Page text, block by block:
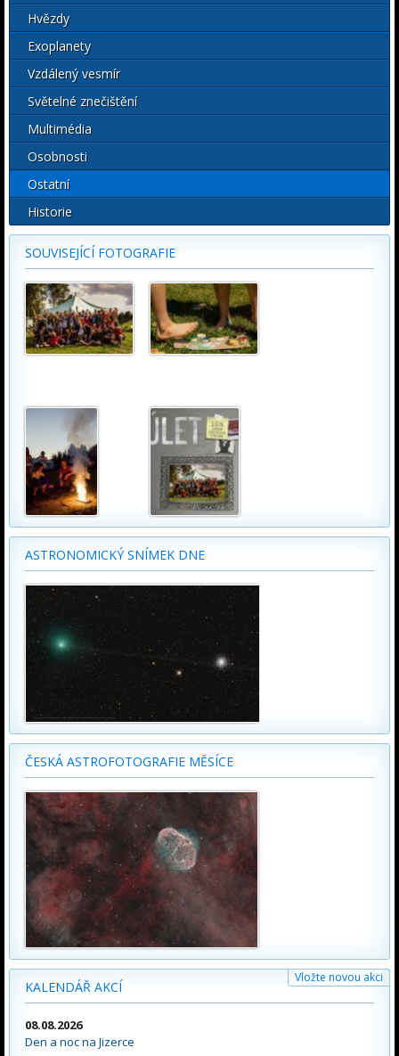
Hvězdy
Exoplanety
Vzdálený vesmír
Světelné znečištění
Multimédia
Osobnosti
Ostatní
Historie
SOUVISEJÍCÍ FOTOGRAFIE
ASTRONOMICKÝ SNÍMEK DNE
ČESKÁ ASTROFOTOGRAFIE MĚSÍCE
KALENDÁŘ AKCÍ
Vložte novou akci
08.08.2026
Den a noc na Jizerce